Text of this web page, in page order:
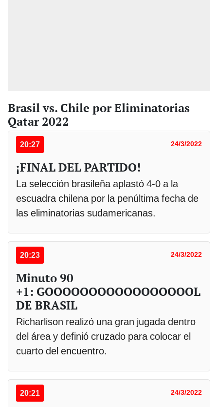
Brasil vs. Chile por Eliminatorias
Qatar 2022
20:27 24/3/2022
¡FINAL DEL PARTIDO!
La selección brasileña aplastó 4-0 a la
escuadra chilena por la penúltima fecha de
las eliminatorias sudamericanas.
20:23 24/3/2022
Minuto 90
+1: GOOOOOOOOOOOOOOOOOL
DE BRASIL
Richarlison realizó una gran jugada dentro
del área y definió cruzado para colocar el
cuarto del encuentro.
20:21 24/3/2022